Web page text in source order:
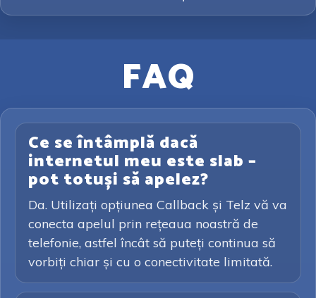
FAQ
Ce se întâmplă dacă
internetul meu este slab –
pot totuși să apelez?
Da. Utilizați opțiunea Callback și Telz vă va
conecta apelul prin rețeaua noastră de
telefonie, astfel încât să puteți continua să
vorbiți chiar și cu o conectivitate limitată.